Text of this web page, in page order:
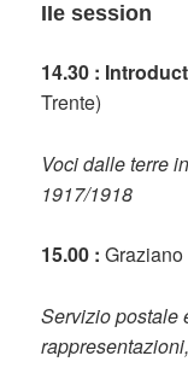
IIe session
14.30 :
Trente)
Voci dalle terre
1917/1918
15.00 :
Servizio postale